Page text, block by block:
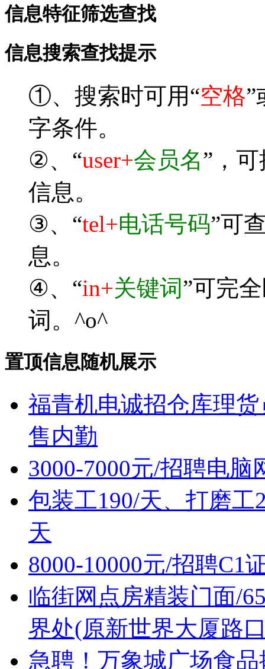
信息特征筛选查找
信息搜索查找提示
①、搜索时可用“空格”
字条件。
②、“user+会员名”，
信息。
③、“tel+电话号码”可
息。
④、“in+关键词”可完
词。^o^
置顶信息随机展示
福青机电诚招仓库理
售内勤
3000-7000元/招聘电脑
包装工190/天、打磨工
天
8000-10000元/招聘C1
临街网点房精装门面/
界处(原新世界大厦路
急聘！万象城广场食